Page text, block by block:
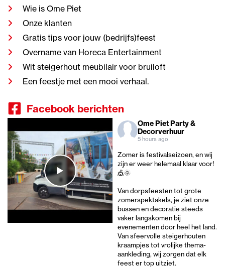
Wie is Ome Piet
Onze klanten
Gratis tips voor jouw (bedrijfs)feest
Overname van Horeca Entertainment
Wit steigerhout meubilair voor bruiloft
Een feestje met een mooi verhaal.
Facebook berichten
Ome Piet Party &
Decorverhuur
5 hours ago
Zomer is festivalseizoen, en wij
zijn er weer helemaal klaar voor!
🎪🌞
Van dorpsfeesten tot grote
zomerspektakels, je ziet onze
bussen en decoratie steeds
vaker langskomen bij
evenementen door heel het land.
Van sfeervolle steigerhouten
kraampjes tot vrolijke thema-
aankleding, wij zorgen dat elk
feest er top uitziet.